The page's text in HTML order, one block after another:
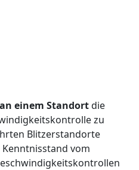
an einem Standortdie
zu
Blitzerstandorte
vom